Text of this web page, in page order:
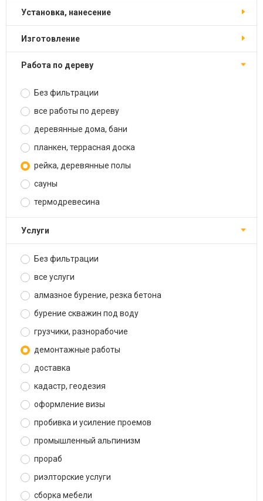
установка, нанесение
изготовление
работа по дереву
Без фильтрации
все работы по дереву
деревянные дома, бани
планкен, террасная доска
рейка, деревянные полы
сауны
термодревесина
услуги
Без фильтрации
все услуги
алмазное бурение, резка бетона
бурение скважин под воду
грузчики, разнорабочие
демонтажные работы
доставка
кадастр, геодезия
оформление визы
пробивка и усиление проемов
промышленный альпинизм
прораб
риэлторские услуги
сборка мебели